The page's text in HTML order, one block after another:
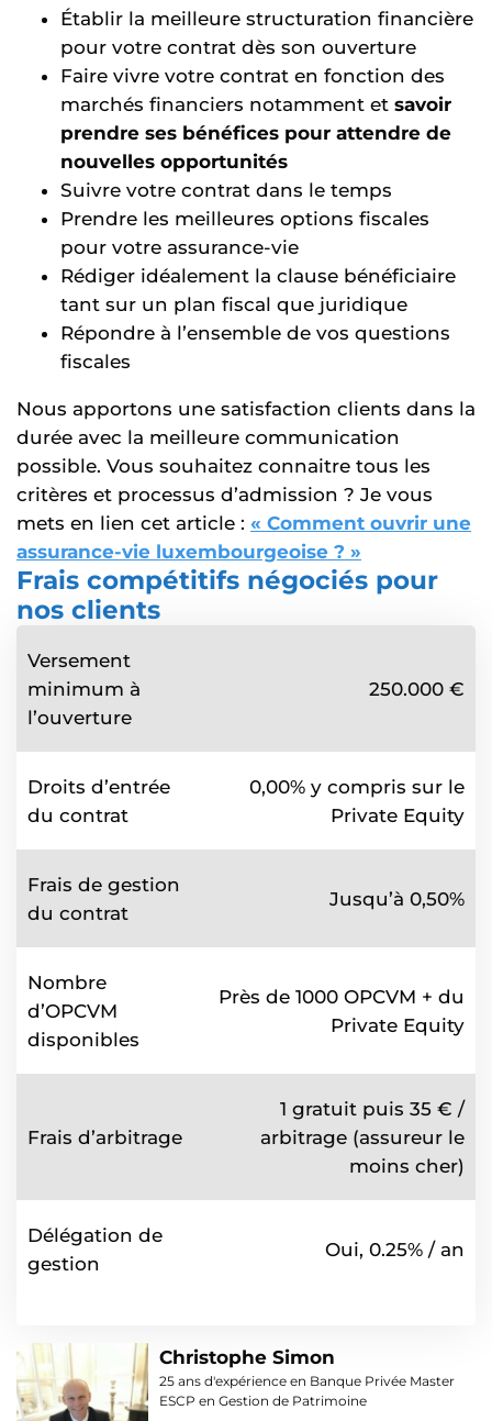
Établir la meilleure structuration financière
pour votre contrat dès son ouverture
Faire vivre votre contrat en fonction des
marchés financiers notamment et savoir
prendre ses bénéfices pour attendre de
nouvelles opportunités
Suivre votre contrat dans le temps
Prendre les meilleures options fiscales
pour votre assurance-vie
Rédiger idéalement la clause bénéficiaire
tant sur un plan fiscal que juridique
Répondre à l’ensemble de vos questions
fiscales
Nous apportons une satisfaction clients dans la
durée avec la meilleure communication
possible. Vous souhaitez connaitre tous les
critères et processus d’admission ? Je vous
mets en lien cet article : « Comment ouvrir une
assurance-vie luxembourgeoise ? »
Frais compétitifs négociés pour
nos clients
Versement
minimum à
l’ouverture
250.000 €
Droits d’entrée
du contrat
0,00% y compris sur le
Private Equity
Frais de gestion
du contrat
Jusqu’à 0,50%
Nombre
d’OPCVM
disponibles
Près de 1000 OPCVM + du
Private Equity
Frais d’arbitrage
1 gratuit puis 35 € /
arbitrage (assureur le
moins cher)
Délégation de
gestion
Oui, 0.25% / an
Christophe Simon
25 ans d'expérience en Banque Privée Master
ESCP en Gestion de Patrimoine